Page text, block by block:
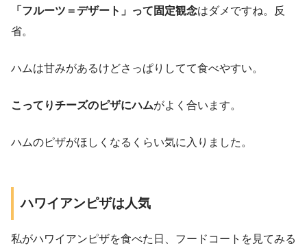
「フルーツ＝デザート」って固定観念はダメですね。反
省。
ハムは甘みがあるけどさっぱりしてて食べやすい。
こってりチーズのピザにハムがよく合います。
ハムのピザがほしくなるくらい気に入りました。
ハワイアンピザは人気
私がハワイアンピザを食べた日、フードコートを見てみる